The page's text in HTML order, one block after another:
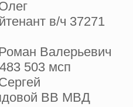
в/ч 37271
Валерьевич
503 мсп
ВВ МВД